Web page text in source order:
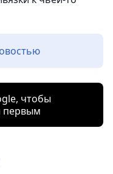
чтобы
первым